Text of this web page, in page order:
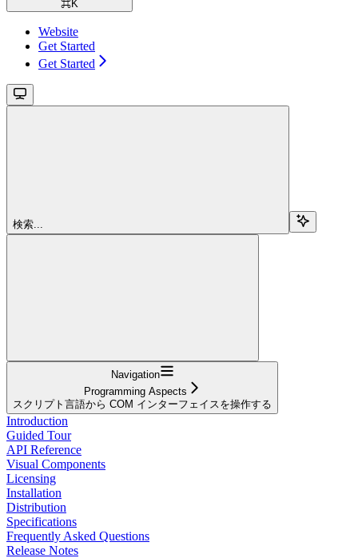
⌘K
Website
Get Started
Get Started
検索...
Navigation
Programming Aspects
スクリプト言語から COM インターフェイスを操作する
Introduction
Guided Tour
API Reference
Visual Components
Licensing
Installation
Distribution
Specifications
Frequently Asked Questions
Release Notes